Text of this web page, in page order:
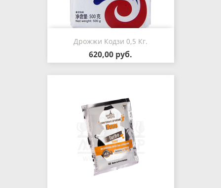
Дрожжи Кодзи 0,5 Кг.
620,00 руб.